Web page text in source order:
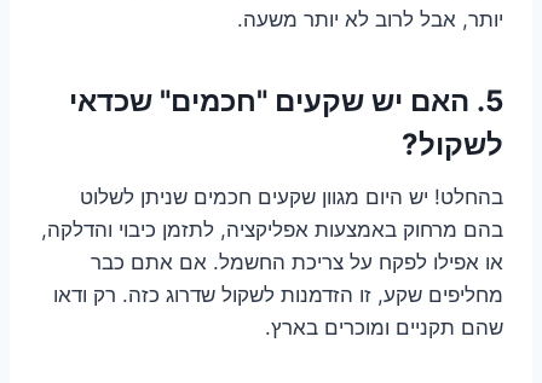
יותר, אבל לרוב לא יותר משעה.
5. האם יש שקעים "חכמים" שכדאי
לשקול?
בהחלט! יש היום מגוון שקעים חכמים שניתן לשלוט
בהם מרחוק באמצעות אפליקציה, לתזמן כיבוי והדלקה,
או אפילו לפקח על צריכת החשמל. אם אתם כבר
מחליפים שקע, זו הזדמנות לשקול שדרוג כזה. רק ודאו
שהם תקניים ומוכרים בארץ.